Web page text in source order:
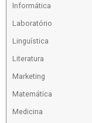
Informática
Laboratório
Linguística
Literatura
Marketing
Matemática
Medicina